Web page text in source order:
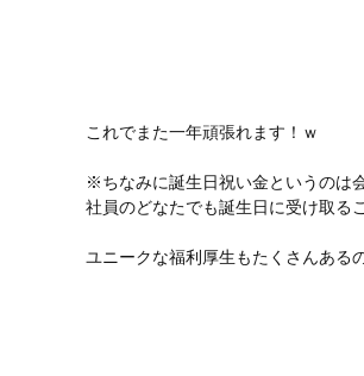
これでまた一年頑張れます！ｗ
※ちなみに誕生日祝い金というのは
社員のどなたでも誕生日に受け取る
ユニークな福利厚生もたくさんある